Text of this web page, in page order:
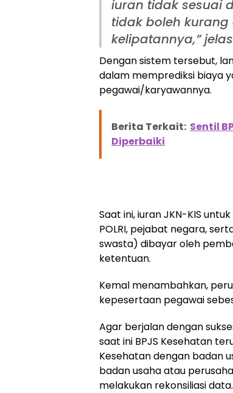
iuran tidak sesuai
tidak boleh
kelipatannya,”
Dengan sistem tersebut,
dalam memprediksi biaya
pegawai/karyawannya.
Berita Terkait: Sentil
Diperbaiki
Saat ini, iuran JKN-KIS
POLRI, pejabat negara,
swasta) dibayar oleh
ketentuan.
Kemal menambahkan,
kepesertaan pegawai
Agar berjalan dengan
saat ini BPJS Kesehatan
Kesehatan dengan badan
badan usaha atau
melakukan rekonsiliasi data.